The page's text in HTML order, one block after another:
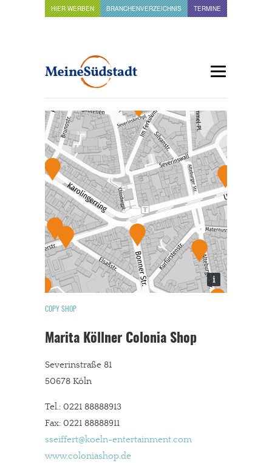
HIER WERBEN BRANCHENVERZEICHNIS TERMINE
i
COPY SHOP
Marita Köllner Colonia Shop
Severinstraße 81
50678 Köln
Tel.: 0221 88888913
Fax: 0221 88888911
sseiffert@koeln-entertainment.com
www.coloniashop.de